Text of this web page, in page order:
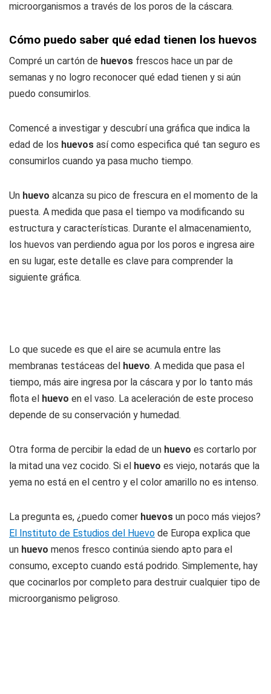
microorganismos a través de los poros de la cáscara.
Cómo puedo saber qué edad tienen los huevos
Compré un cartón de huevos frescos hace un par de
semanas y no logro reconocer qué edad tienen y si aún
puedo consumirlos.
Comencé a investigar y descubrí una gráfica que indica la
edad de los huevos así como especifica qué tan seguro es
consumirlos cuando ya pasa mucho tiempo.
Un huevo alcanza su pico de frescura en el momento de la
puesta. A medida que pasa el tiempo va modificando su
estructura y características. Durante el almacenamiento,
los huevos van perdiendo agua por los poros e ingresa aire
en su lugar, este detalle es clave para comprender la
siguiente gráfica.
Lo que sucede es que el aire se acumula entre las
membranas testáceas del huevo. A medida que pasa el
tiempo, más aire ingresa por la cáscara y por lo tanto más
flota el huevo en el vaso. La aceleración de este proceso
depende de su conservación y humedad.
Otra forma de percibir la edad de un huevo es cortarlo por
la mitad una vez cocido. Si el huevo es viejo, notarás que la
yema no está en el centro y el color amarillo no es intenso.
La pregunta es, ¿puedo comer huevos un poco más viejos?
El Instituto de Estudios del Huevo de Europa explica que
un huevo menos fresco continúa siendo apto para el
consumo, excepto cuando está podrido. Simplemente, hay
que cocinarlos por completo para destruir cualquier tipo de
microorganismo peligroso.